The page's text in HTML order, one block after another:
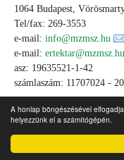
A honlap böngészésével
helyezzünk el a számítógépén.
1064 Budapest,
Tel/fax: 269-3553
e-mail: info@mzmsz.hu
e-mail: ertektar@mzmsz.hu
asz: 19635521-1-42
számlaszám: 11707024 -